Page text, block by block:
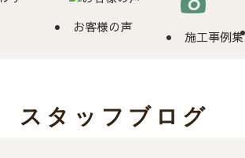
お客様の声
施工事例集
スタッフブログ